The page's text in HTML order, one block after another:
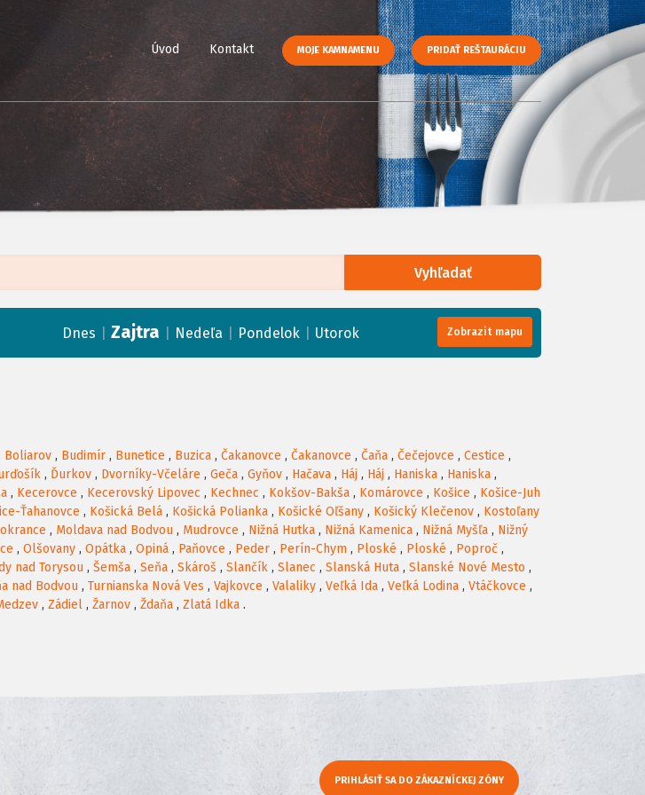
Úvod Kontakt MOJE KAMNAMENU PRIDAŤ REŠTAURÁCIU
Vyhľadať
Dnes Zajtra Nedeľa Pondelok Utorok Zobrazit mapu
Boliarov , Budimír , Bunetice , Buzica , Čakanovce , Čakanovce , Čaňa , Čečejovce , Cestice ,
, Ďurkov , Dvorníky-Včeláre , Geča , Gyňov , Hačava , Háj , Háj , Haniska , Haniska ,
, Kecerovce , Kecerovský Lipovec , Kechnec , Kokšov-Bakša , Komárovce , Košice , Košice-Juh
Ťahanovce , Košická Belá , Košická Polianka , Košické Oľšany , Košický Klečenov , Kostoľany
, Moldava nad Bodvou , Mudrovce , Nižná Hutka , Nižná Kamenica , Nižná Myšľa , Nižný
, Olšovany , Opátka , Opiná , Paňovce , Peder , Perín-Chym , Ploské , Ploské , Poproč ,
nad Torysou , Šemša , Seňa , Skároš , Slančík , Slanec , Slanská Huta , Slanské Nové Mesto ,
nad Bodvou , Turnianska Nová Ves , Vajkovce , Valaliky , Veľká Ida , Veľká Lodina , Vtáčkovce ,
, Zádiel , Žarnov , Ždaňa , Zlatá Idka .
PRIHLÁSIŤ SA DO ZÁKAZNÍCKEJ ZÓNY